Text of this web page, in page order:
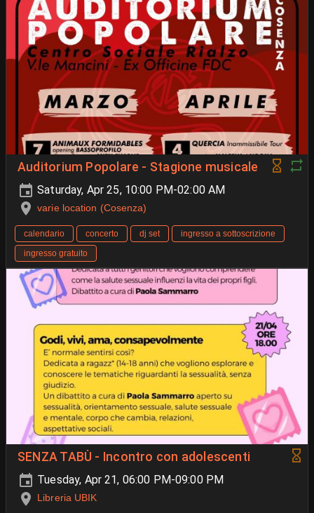
Auditorium Popolare - Stagione musicale
Saturday, Apr 25, 10:00 PM-02:00 AM
varie location (Cosenza)
calendario concerto dj set
ingresso a sottoscrizione
ingresso gratuito
SENZA TABÙ - Incontro con adolescenti
Tuesday, Apr 21, 06:00 PM-09:00 PM
Libreria UBIK